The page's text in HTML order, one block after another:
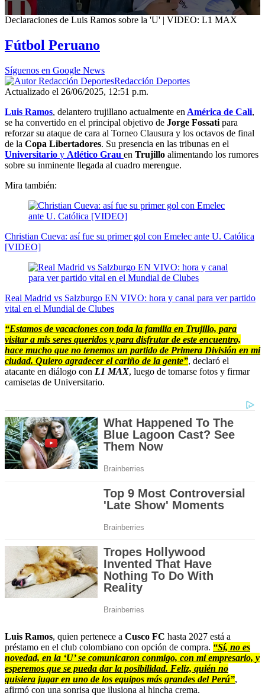
0
of
2
10
seconds
Declaraciones de Luis Ramos sobre la 'U' | VIDEO: L1 MAX
Fútbol Peruano
Síguenos en Google News
Redacción Deportes
Actualizado el 26/06/2025, 12:51 p.m.
Luis Ramos, delantero trujillano actualmente en América de Cali,
se ha convertido en el principal objetivo de Jorge Fossati para
reforzar su ataque de cara al Torneo Clausura y los octavos de final
de la Copa Libertadores. Su presencia en las tribunas en el
Universitario y Atlético Grau en Trujillo alimentando los rumores
sobre su inminente llegada al cuadro merengue.
Mira también:
Christian Cueva: así fue su primer gol con Emelec ante U. Católica
[VIDEO]
Real Madrid vs Salzburgo EN VIVO: hora y canal para ver partido
vital en el Mundial de Clubes
“Estamos de vacaciones con toda la familia en Trujillo, para
visitar a mis seres queridos y para disfrutar de este encuentro,
hace mucho que no tenemos un partido de Primera División en mi
ciudad. Quiero agradecer el cariño de la gente”, declaró el
atacante en diálogo con L1 MAX, luego de tomarse fotos y firmar
camisetas de Universitario.
Luis Ramos, quien pertenece a Cusco FC hasta 2027 está a
préstamo en el club colombiano con opción de compra. “Sí, no es
novedad, en la ‘U’ se comunicaron conmigo, con mi empresario, y
esperemos que se pueda dar la posibilidad. Feliz, quién no
quisiera jugar en uno de los equipos más grandes del Perú”,
afirmó con una sonrisa que ilusiona al hincha crema.